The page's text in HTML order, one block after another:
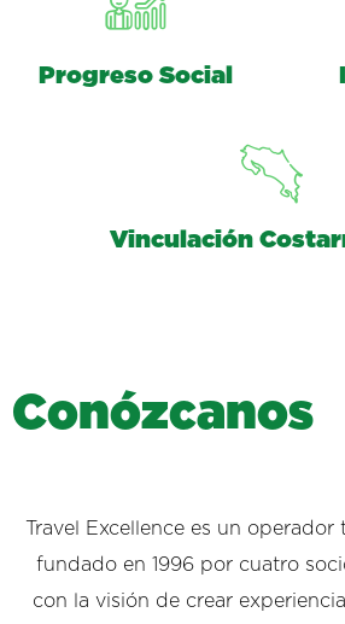
Progreso Social
Vinculación
Conózcanos
Travel Excellence es un
fundado en 1996 por cuatro
con la visión de crear